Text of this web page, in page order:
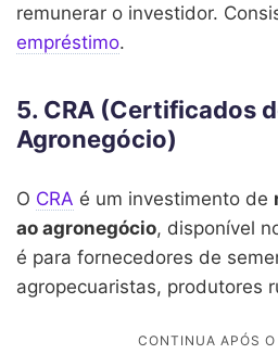
remunerar o investidor.
empréstimo.
5. CRA (Certificados
Agronegócio)
O CRA é um investimento de
ao agronegócio, disponível
é para fornecedores de
agropecuaristas, produtores